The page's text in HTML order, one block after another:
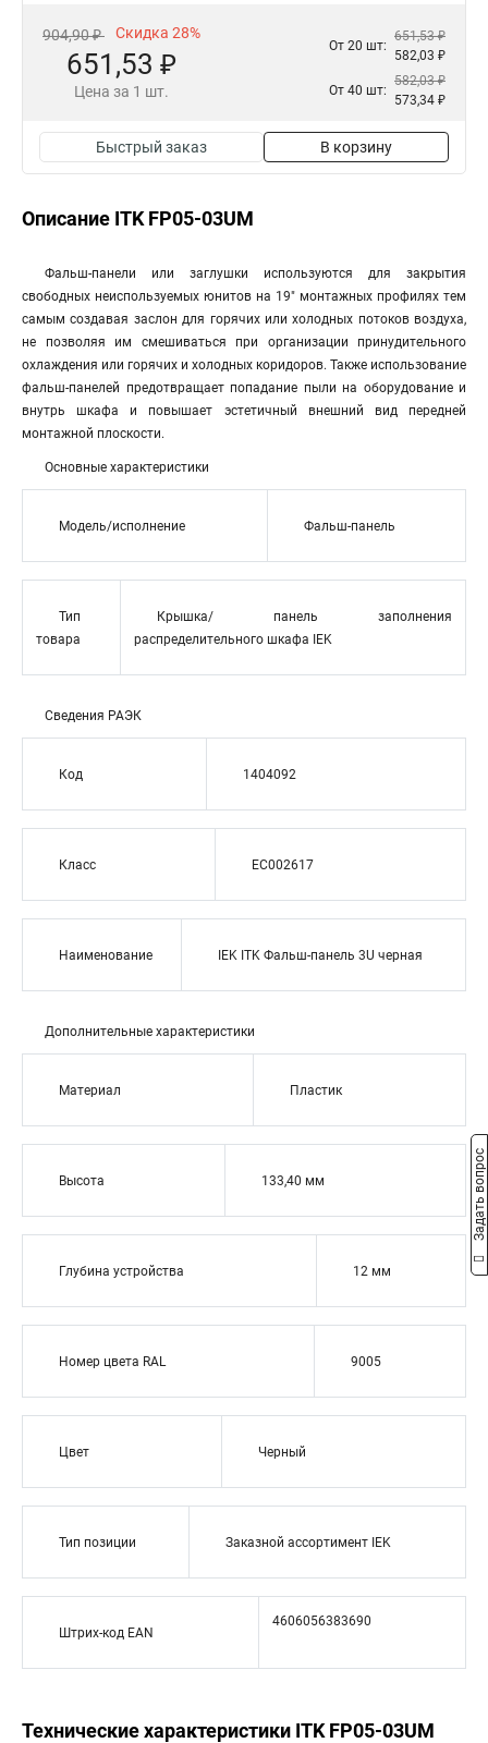
904,90 ₽ Скидка 28%
651,53 ₽
Цена за 1 шт.
От 20 шт:
651,53 ₽
582,03 ₽
От 40 шт:
582,03 ₽
573,34 ₽
Быстрый заказ В корзину
Описание ITK FP05-03UM
Фальш-панели или заглушки используются для закрытия
свободных неиспользуемых юнитов на 19" монтажных профилях тем
самым создавая заслон для горячих или холодных потоков воздуха,
не позволяя им смешиваться при организации принудительного
охлаждения или горячих и холодных коридоров. Также использование
фальш-панелей предотвращает попадание пыли на оборудование и
внутрь шкафа и повышает эстетичный внешний вид передней
монтажной плоскости.
Основные характеристики
Модель/исполнение Фальш-панель
Тип
товара
Крышка/ панель заполнения
распределительного шкафа IEK
Сведения РАЭК
Код 1404092
Класс EC002617
Наименование IEK ITK Фальш-панель 3U черная
Дополнительные характеристики
Материал Пластик
Высота 133,40 мм
Глубина устройства 12 мм
Номер цвета RAL 9005
Цвет Черный
Тип позиции Заказной ассортимент IEK
Штрих-код EAN
4606056383690
Технические характеристики ITK FP05-03UM
Задать вопрос